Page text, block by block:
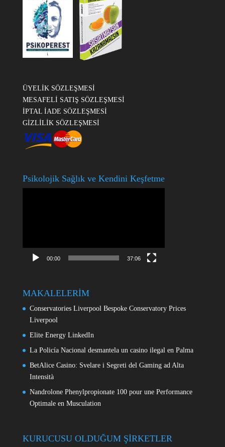
ÜYELİK SÖZLEŞMESİ
MESAFELİ SATIŞ SÖZLEŞMESİ
İPTAL İADE SÖZLEŞMESİ
GİZLİLİK SÖZLEŞMESİ
Psikolojik Sağlık ve Kendini Keşfetme
00:00 37:06
MAKALELERİM
Conservatories Liverpool Bespoke Conservatory Prices
Liverpool
Elite Energy LinkedIn
La Policía Nacional desmantela un casino ilegal en Palma
BetAlice Casino: Svelare i Segreti del Gaming ad Alta
Intensità
Nandrolone Phenylpropionate 100 pour une Performance
Optimale en Musculation
KURUCUSU OLDUĞUM ŞİRKETLER